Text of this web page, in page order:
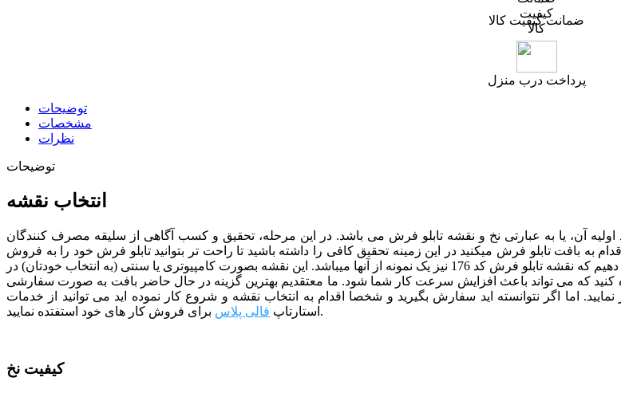
ضمانت کیفیت کالا
پرداخت درب منزل
توضیحات
مشخصات
نظرات
توضیحات
انتخاب نقشه
اولیه آن، یا به عبارتی نخ و نقشه تابلو فرش می باشد. در این مرحله، تحقیق و کسب آگاهی از سلیقه مصرف کنندگان
به بافت تابلو فرش میکنید در این زمینه تحقیق کافی را داشته باشید تا راحت تر بتوانید تابلو فرش خود را به فروش
برسانید. البته ما سعی کرده ایم زیباترین و پرفروش ترین نقشه ها را در اختیار شما قرار دهیم که نقشه تابلو فرش کد 176 نیز یک نمونه از آنها میباشد. این نقشه بصورت کامپیوتری یا سنتی (به انتخاب خودتان) در
کنید که می تواند باعث افزایش سرعت کار شما شود. ما معتقدیم بهترین گزینه در حال حاضر بافت به صورت سفارشی
اما اگر نتوانسته اید سفارش بگیرید و شخصا اقدام به انتخاب نقشه و شروع کار نموده اید می توانید از خدمات
استارتاپ قالی پلاس برای فروش کار های خود استفتده نمایید.
کیفیت نخ